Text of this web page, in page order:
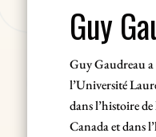
Guy
Guy Gaudreau a
l’Université
dans l’histoire
Canada et dans